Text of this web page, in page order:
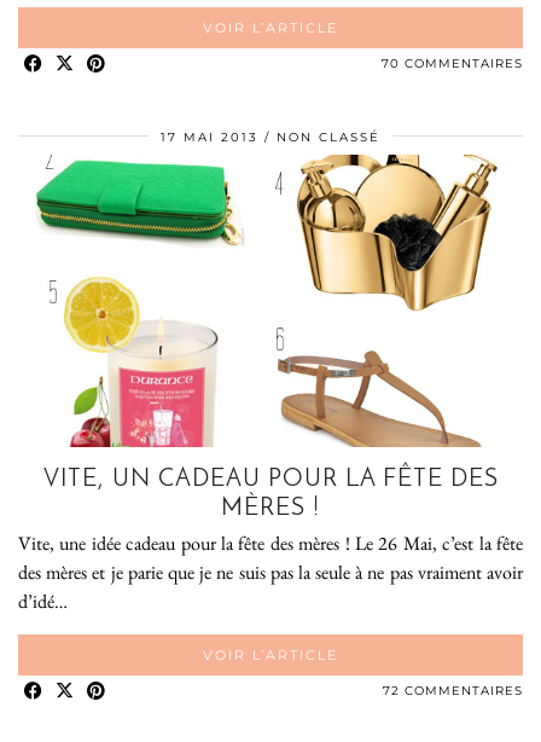
VOIR L’ARTICLE
70 COMMENTAIRES
17 MAI 2013 NON CLASSÉ
VITE, UN CADEAU POUR LA FÊTE DES
MÈRES !
Vite, une idée cadeau pour la fête des mères ! Le 26 Mai, c’est la fête
des mères et je parie que je ne suis pas la seule à ne pas vraiment avoir
d’idé…
VOIR L’ARTICLE
72 COMMENTAIRES